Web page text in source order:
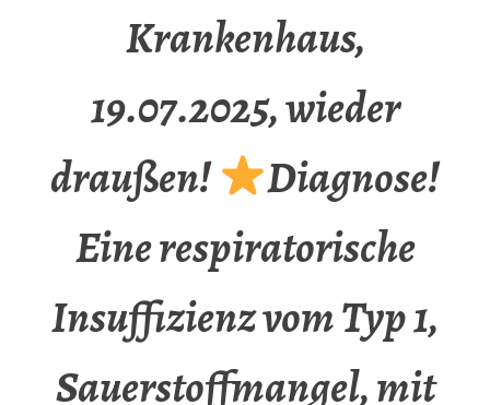
Krankenhaus,
19.07.2025, wieder
draußen!
Diagnose!
Eine respiratorische
Insuffizienz vom Typ 1,
Sauerstoffmangel, mit